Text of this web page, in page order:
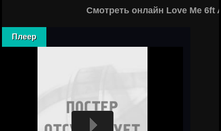
Смотреть онлайн Love Me 6ft
Плеер